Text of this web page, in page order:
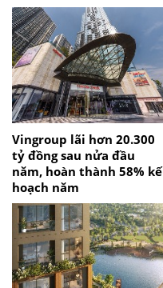
Vingroup lãi hơn 20.300
tỷ đồng sau nửa đầu
năm, hoàn thành 58% kế
hoạch năm